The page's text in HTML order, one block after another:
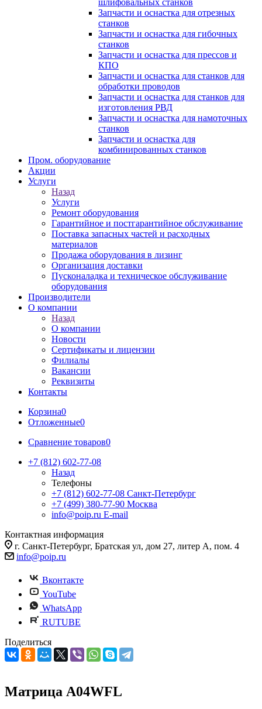
шлифовальных станков
Запчасти и оснастка для отрезных
станков
Запчасти и оснастка для гибочных
станков
Запчасти и оснастка для прессов и
КПО
Запчасти и оснастка для станков для
обработки проводов
Запчасти и оснастка для станков для
изготовления РВД
Запчасти и оснастка для намоточных
станков
Запчасти и оснастка для
комбинированных станков
Пром. оборудование
Акции
Услуги
Назад
Услуги
Ремонт оборудования
Гарантийное и постгарантийное обслуживание
Поставка запасных частей и расходных
материалов
Продажа оборудования в лизинг
Организация доставки
Пусконаладка и техническое обслуживание
оборудования
Производители
О компании
Назад
О компании
Новости
Сертификаты и лицензии
Филиалы
Вакансии
Реквизиты
Контакты
Корзина0
Отложенные0
Сравнение товаров0
+7 (812) 602-77-08
Назад
Телефоны
+7 (812) 602-77-08 Санкт-Петербург
+7 (499) 380-77-90 Москва
info@poip.ru E-mail
Контактная информация
г. Санкт-Петербург, Братская ул, дом 27, литер А, пом. 4
info@poip.ru
Вконтакте
YouTube
WhatsApp
RUTUBE
Поделиться
Матрица А04WFL